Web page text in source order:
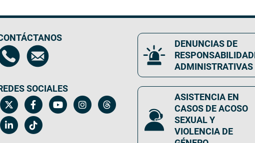
SOCIALES
DENUNCIAS DE
ADMINISTRATIVAS
ASISTENCIA EN
CASOS DE ACOSO
SEXUAL Y
VIOLENCIA DE